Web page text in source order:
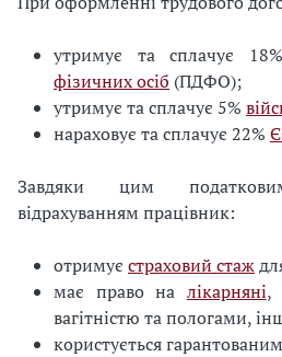
утримує та сплачує
фізичних осіб (ПДФО);
утримує та сплачує 5%
нараховує та сплачує 22%
Завдяки цим
відрахуванням працівник:
отримує страховий стаж
має право на лікарняні,
вагітністю та пологами,
користується